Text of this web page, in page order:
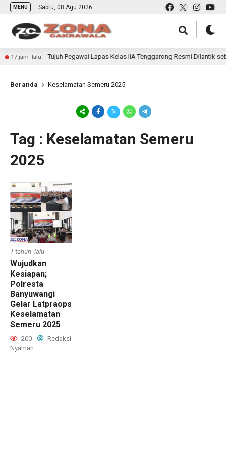
MENU Sabtu, 08 Agu 2026
17 jam lalu Tujuh Pegawai Lapas Kelas IIA Tenggarong Resmi Dilantik
Beranda Keselamatan Semeru 2025
Tag : Keselamatan Semeru
2025
1 tahun lalu
Wujudkan
Kesiapan;
Polresta
Banyuwangi
Gelar Latpraops
Keselamatan
Semeru 2025
200
Redaksi
Nyaman